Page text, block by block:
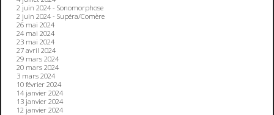
2 juin 2024 - Sonomorphose
2 juin 2024 - Supéra/Comère
26 mai 2024
24 mai 2024
23 mai 2024
27 avril 2024
29 mars 2024
20 mars 2024
3 mars 2024
10 février 2024
14 janvier 2024
13 janvier 2024
12 janvier 2024